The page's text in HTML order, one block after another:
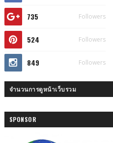
735 Followers
524 Followers
849 Followers
จำนวนการดูหน้าเว็บรวม
SPONSOR